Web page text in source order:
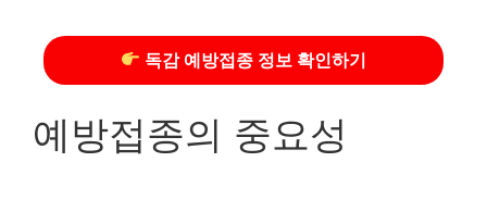
독감 예방접종 정보 확인하기
예방접종의 중요성